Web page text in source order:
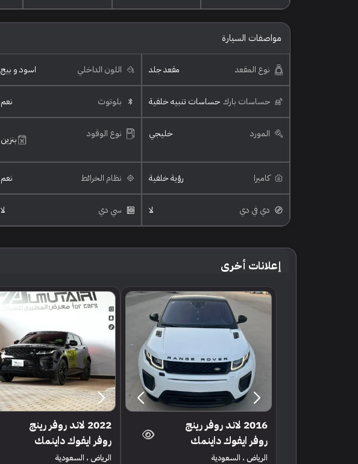
مواصفات السيارة
نوع المقعد مقعد جلد اللون الداخلي اسود و بيج
حساسات بارك حساسات تنبيه خلفية بلوتوث نعم
المورد خليجي نوع الوقود بنزين
كاميرا رؤية خلفية نظام الخرائط نعم
دي في دي لا سي دي لا
إعلانات أخرى
2016 لاند روفر رينج
روفر ايفوك داينمك
الرياض ، السعودية
2022 لاند روفر رينج
روفر ايفوك داينمك
الرياض ، السعودية